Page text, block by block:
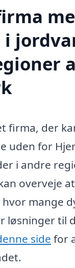
i
firma, der
uden for
i andre
overveje
hvor mange
løsninger til
side for